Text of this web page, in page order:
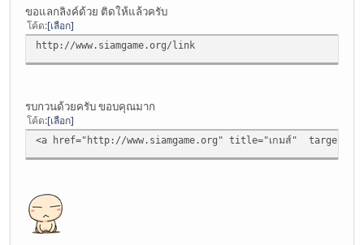
ขอแลกลิงค์ด้วย ติดให้แล้วครับ
โค้ด เลือก
http://www.siamgame.org/link
รบกวนด้วยครับ ขอบคุณมาก
โค้ด เลือก
<a href="http://www.siamgame.org" title="เกมส์"